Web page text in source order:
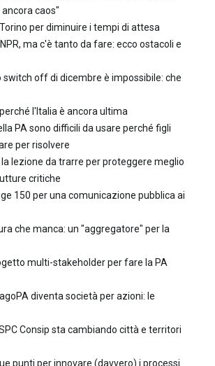
caos"
per diminuire i tempi di attesa
ma c'è tanto da fare: ecco ostacoli e
switch off di dicembre è impossibile: che
l'Italia è ancora ultima
PA sono difficili da usare perché figli
per risolvere
lezione da trarre per proteggere meglio
critiche
150 per una comunicazione pubblica ai
che manca: un "aggregatore" per la
multi-stakeholder per fare la PA
diventa società per azioni: le
Consip sta cambiando città e territori
punti per innovare (davvero) i processi